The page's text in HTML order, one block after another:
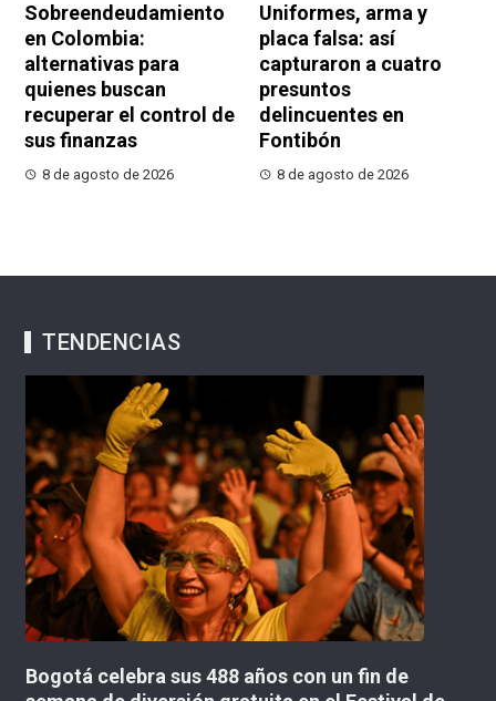
Sobreendeudamiento
en Colombia:
alternativas para
quienes buscan
recuperar el control de
sus finanzas
8 de agosto de 2026
Uniformes, arma y
placa falsa: así
capturaron a cuatro
presuntos
delincuentes en
Fontibón
8 de agosto de 2026
TENDENCIAS
Bogotá celebra sus 488 años con un fin de